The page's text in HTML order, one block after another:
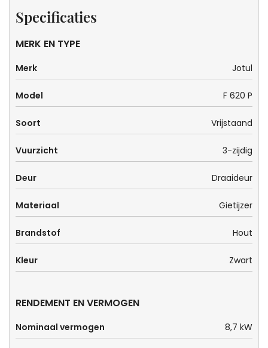
Specificaties
MERK EN TYPE
Merk Jotul
Model F 620 P
Soort Vrijstaand
Vuurzicht 3-zijdig
Deur Draaideur
Materiaal Gietijzer
Brandstof Hout
Kleur Zwart
RENDEMENT EN VERMOGEN
Nominaal vermogen 8,7 kW